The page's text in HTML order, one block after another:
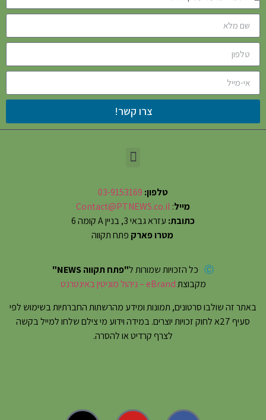
צרו קשר!
טלפון: 03-9153169
מייל:
Contact@PTNEWS.co.il
כתובת: עזרא גבאי 3, בניין A קומה 6
מטרו פארק פתח תקווה
Ⓒ כל הזכויות שמורות ל"פתח תקווה NEWS"
מקבוצתeBrand – ניהול מוניטין באינטרנט
באתר זה שולבו סרטונים, תמונות ומידע מהרשתות החברתיות בשימוש לפי
סעיף 27א לחוק זכויות יוצרים. במידה וידוע מי צילם שלחו למייל בקשה
לצרף קרדיט או להסרה.